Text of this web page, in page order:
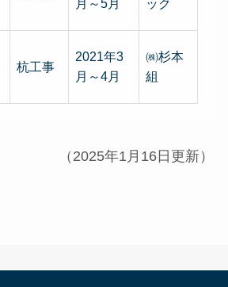
月～5月
ック
杭工事
2021年3
月～4月
㈱杉本
組
（2025年1月16日更新）